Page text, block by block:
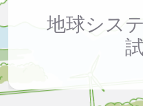
地球シス